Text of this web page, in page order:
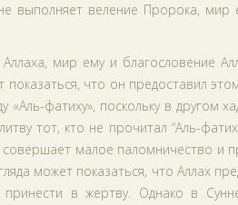
выполняет веление Пророка, мир
мир ему и благословение
показаться, что он предоставил
«Аль-фатиху», поскольку в другом
тот, кто не прочитал “Аль-
совершает малое паломничество и
может показаться, что Аллах
принести в жертву. Однако в